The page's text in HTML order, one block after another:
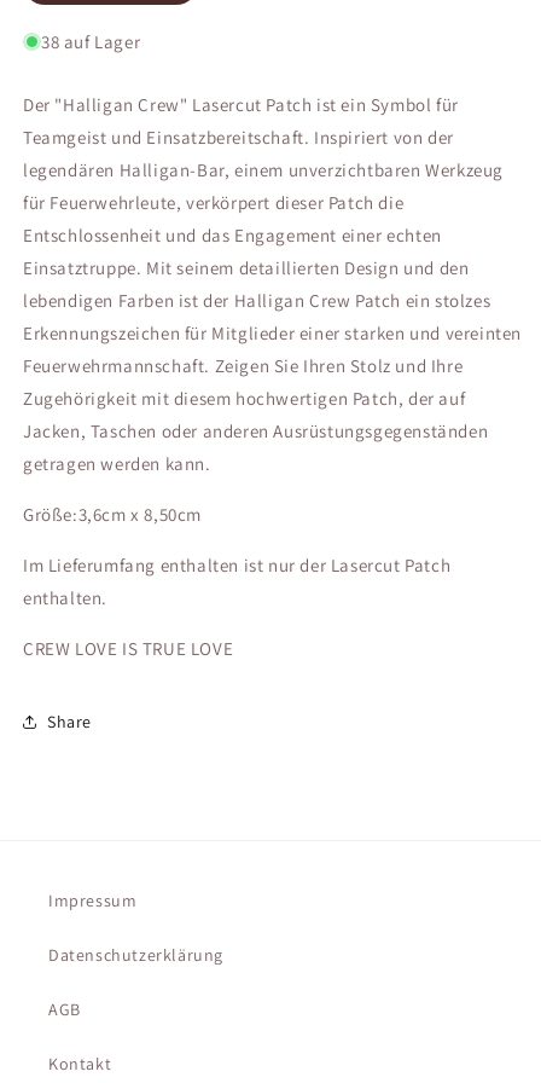
38 auf Lager
Der "Halligan Crew" Lasercut Patch ist ein Symbol für
Teamgeist und Einsatzbereitschaft. Inspiriert von der
legendären Halligan-Bar, einem unverzichtbaren Werkzeug
für Feuerwehrleute, verkörpert dieser Patch die
Entschlossenheit und das Engagement einer echten
Einsatztruppe. Mit seinem detaillierten Design und den
lebendigen Farben ist der Halligan Crew Patch ein stolzes
Erkennungszeichen für Mitglieder einer starken und vereinten
Feuerwehrmannschaft. Zeigen Sie Ihren Stolz und Ihre
Zugehörigkeit mit diesem hochwertigen Patch, der auf
Jacken, Taschen oder anderen Ausrüstungsgegenständen
getragen werden kann.
Größe:3,6cm x 8,50cm
Im Lieferumfang enthalten ist nur der Lasercut Patch
enthalten.
CREW LOVE IS TRUE LOVE
Share
Impressum
Datenschutzerklärung
AGB
Kontakt